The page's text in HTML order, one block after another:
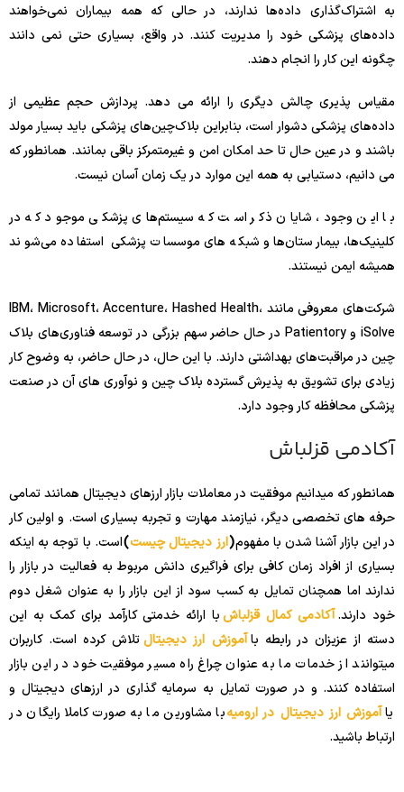
به اشتراک‌گذاری داده‌ها ندارند، در حالی که همه بیماران نمی‌خواهند
داده‌های پزشکی خود را مدیریت کنند. در واقع، بسیاری حتی نمی دانند
چگونه این کار را انجام دهند.
مقیاس پذیری چالش دیگری را ارائه می دهد. پردازش حجم عظیمی از
داده‌های پزشکی دشوار است، بنابراین بلاک‌چین‌های پزشکی باید بسیار مولد
باشند و در عین حال تا حد امکان امن و غیرمتمرکز باقی بمانند. همانطور که
می دانیم، دستیابی به همه این موارد در یک زمان آسان نیست.
با این وجود، شایان ذکر است که سیستم‌های پزشکی موجود که در
کلینیک‌ها، بیمارستان‌ها و شبکه‌های موسسات پزشکی استفاده می‌شوند
همیشه ایمن نیستند.
شرکت‌های معروفی مانند IBM، Microsoft، Accenture، Hashed Health،
iSolve و Patientory در حال حاضر سهم بزرگی در توسعه فناوری‌های بلاک
چین در مراقبت‌های بهداشتی دارند. با این حال، در حال حاضر، به وضوح کار
زیادی برای تشویق به پذیرش گسترده بلاک چین و نوآوری های آن در صنعت
پزشکی محافظه کار وجود دارد.
آکادمی قزلباش
همانطور که میدانیم موفقیت در معاملات بازار ارزهای دیجیتال همانند تمامی
حرفه های تخصصی دیگر، نیازمند مهارت و تجربه بسیاری است. و اولین کار
در این بازار آشنا شدن با مفهوم(ارز دیجیتال چیست)است. با توجه به اینکه
بسیاری از افراد زمان کافی برای فراگیری دانش مربوط به فعالیت در بازار را
ندارند اما همچنان تمایل به کسب سود از این بازار را به عنوان شغل دوم
خود دارند.آکادمی کمال قزلباشبا ارائه خدمتی کارآمد برای کمک به این
دسته از عزیزان در رابطه باآموزش ارز دیجیتالتلاش کرده است. کاربران
میتوانند از خدمات ما به عنوان چراغ راه مسیر موفقیت خود در این بازار
استفاده کنند. و در صورت تمایل به سرمایه گذاری در ارزهای دیجیتال و
یاآموزش ارز دیجیتال در ارومیهبا مشاورین ما به صورت کاملا رایگان در
ارتباط باشید.